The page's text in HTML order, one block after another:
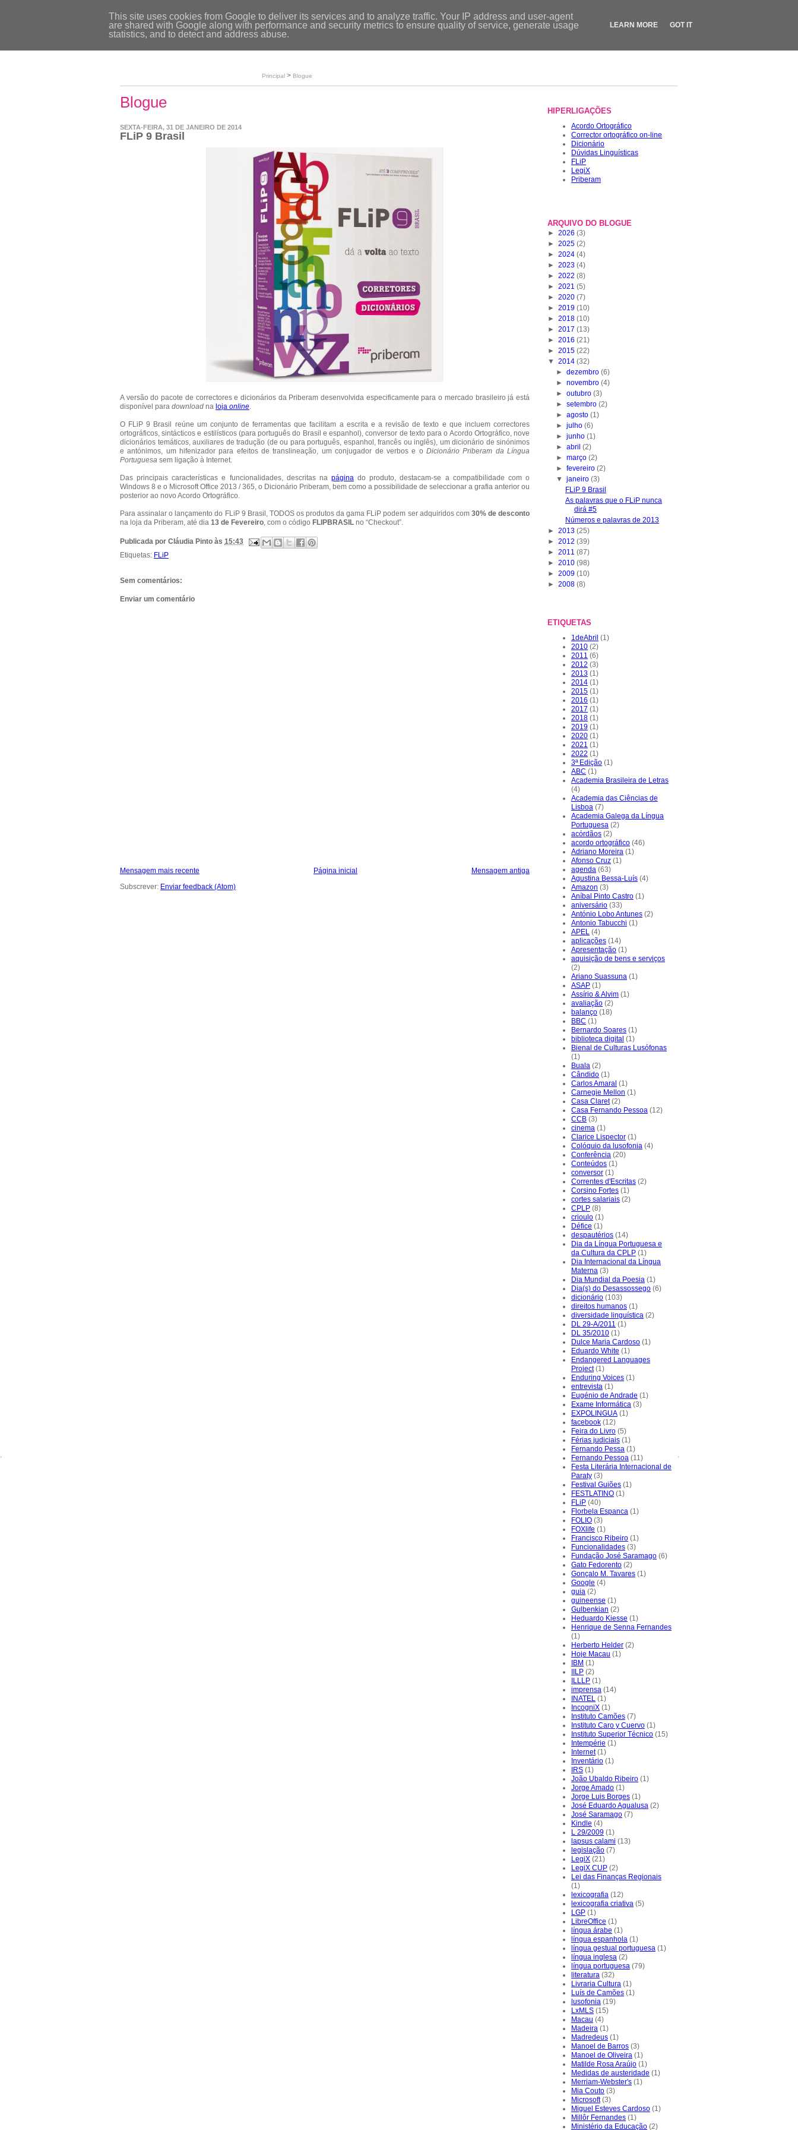
.
Início
Loja
Principal > Blogue
Blogue
SEXTA-FEIRA, 31 DE JANEIRO DE 2014
FLiP 9 Brasil
A versão do pacote de correctores e dicionários da Priberam desenvolvida especificamente para o mercado brasileiro já está
disponível para download na loja online.
O FLiP 9 Brasil reúne um conjunto de ferramentas que facilitam a escrita e a revisão de texto e que incluem correctores
ortográficos, sintácticos e estilísticos (para português do Brasil e espanhol), conversor de texto para o Acordo Ortográfico, nove
dicionários temáticos, auxiliares de tradução (de ou para português, espanhol, francês ou inglês), um dicionário de sinónimos
e antónimos, um hifenizador para efeitos de translineação, um conjugador de verbos e o Dicionário Priberam da Língua
Portuguesa sem ligação à Internet.
Das principais características e funcionalidades, descritas na página do produto, destacam-se a compatibilidade com o
Windows 8 e o Microsoft Office 2013 / 365, o Dicionário Priberam, bem como a possibilidade de seleccionar a grafia anterior ou
posterior ao novo Acordo Ortográfico.
Para assinalar o lançamento do FLiP 9 Brasil, TODOS os produtos da gama FLiP podem ser adquiridos com 30% de desconto
na loja da Priberam, até dia 13 de Fevereiro, com o código FLIPBRASIL no “Checkout”.
Publicada por Cláudia Pinto às 15:43
Etiquetas: FLiP
Sem comentários:
Enviar um comentário
Mensagem mais recente Mensagem antiga
Página inicial
Subscrever: Enviar feedback (Atom)
HIPERLIGAÇÕES
Acordo Ortográfico
Corrector ortográfico on-line
Dicionário
Dúvidas Linguísticas
FLiP
LegiX
Priberam
ARQUIVO DO BLOGUE
► 2026 (3)
► 2025 (2)
► 2024 (4)
► 2023 (4)
► 2022 (8)
► 2021 (5)
► 2020 (7)
► 2019 (10)
► 2018 (10)
► 2017 (13)
► 2016 (21)
► 2015 (22)
▼ 2014 (32)
►dezembro(6)
►novembro(4)
►outubro(3)
►setembro(2)
►agosto(1)
►julho(6)
►junho(1)
►abril(2)
►março(2)
►fevereiro(2)
▼janeiro(3)
FLiP 9 Brasil
As palavras que o FLiP nunca
dirá #5
Números e palavras de 2013
► 2013 (25)
► 2012 (39)
► 2011 (87)
► 2010 (98)
► 2009 (10)
► 2008 (8)
ETIQUETAS
1deAbril (1)
2010 (2)
2011 (6)
2012 (3)
2013 (1)
2014 (1)
2015 (1)
2016 (1)
2017 (1)
2018 (1)
2019 (1)
2020 (1)
2021 (1)
2022 (1)
3ª Edição (1)
ABC (1)
Academia Brasileira de Letras
(4)
Academia das Ciências de
Lisboa (7)
Academia Galega da Língua
Portuguesa (2)
acórdãos (2)
acordo ortográfico (46)
Adriano Moreira (1)
Afonso Cruz (1)
agenda (63)
Agustina Bessa-Luís (4)
Amazon (3)
Aníbal Pinto Castro (1)
aniversário (33)
António Lobo Antunes (2)
Antonio Tabucchi (1)
APEL (4)
aplicações (14)
Apresentação (1)
aquisição de bens e serviços
(2)
Ariano Suassuna (1)
ASAP (1)
Assírio & Alvim (1)
avaliação (2)
balanço (18)
BBC (1)
Bernardo Soares (1)
biblioteca digital (1)
Bienal de Culturas Lusófonas
(1)
Buala (2)
Cândido (1)
Carlos Amaral (1)
Carnegie Mellon (1)
Casa Claret (2)
Casa Fernando Pessoa (12)
CCB (3)
cinema (1)
Clarice Lispector (1)
Colóquio da lusofonia (4)
Conferência (20)
Conteúdos (1)
conversor (1)
Correntes d'Escritas (2)
Corsino Fortes (1)
cortes salariais (2)
CPLP (8)
crioulo (1)
Défice (1)
despautérios (14)
Dia da Língua Portuguesa e
da Cultura da CPLP (1)
Dia Internacional da Língua
Materna (3)
Dia Mundial da Poesia (1)
Dia(s) do Desassossego (6)
dicionário (103)
direitos humanos (1)
diversidade linguística (2)
DL 29-A/2011 (1)
DL 35/2010 (1)
Dulce Maria Cardoso (1)
Eduardo White (1)
Endangered Languages
Project (1)
Enduring Voices (1)
entrevista (1)
Eugénio de Andrade (1)
Exame Informática (3)
EXPOLINGUA (1)
facebook (12)
Feira do Livro (5)
Férias judiciais (1)
Fernando Pessa (1)
Fernando Pessoa (11)
Festa Literária Internacional de
Paraty (3)
Festival Guiões (1)
FESTLATINO (1)
FLiP (40)
Florbela Espanca (1)
FOLIO (3)
FOXlife (1)
Francisco Ribeiro (1)
Funcionalidades (3)
Fundação José Saramago (6)
Gato Fedorento (2)
Gonçalo M. Tavares (1)
Google (4)
guia (2)
guineense (1)
Gulbenkian (2)
Heduardo Kiesse (1)
Henrique de Senna Fernandes
(1)
Herberto Helder (2)
Hoje Macau (1)
IBM (1)
IILP (2)
ILLLP (1)
imprensa (14)
INATEL (1)
IncogniX (1)
Instituto Camões (7)
Instituto Caro y Cuervo (1)
Instituto Superior Técnico (15)
Intempérie (1)
Internet (1)
Inventário (1)
IRS (1)
João Ubaldo Ribeiro (1)
Jorge Amado (1)
Jorge Luis Borges (1)
José Eduardo Agualusa (2)
José Saramago (7)
Kindle (4)
L 29/2009 (1)
lapsus calami (13)
legislação (7)
LegiX (21)
LegiX CUP (2)
Lei das Finanças Regionais
(1)
lexicografia (12)
lexicografia criativa (5)
LGP (1)
LibreOffice (1)
língua árabe (1)
língua espanhola (1)
língua gestual portuguesa (1)
língua inglesa (2)
língua portuguesa (79)
literatura (32)
Livraria Cultura (1)
Luís de Camões (1)
lusofonia (19)
LxMLS (15)
Macau (4)
Madeira (1)
Madredeus (1)
Manoel de Barros (3)
Manoel de Oliveira (1)
Matilde Rosa Araújo (1)
Medidas de austeridade (1)
Merriam-Webster's (1)
Mia Couto (3)
Microsoft (3)
Miguel Esteves Cardoso (1)
Millôr Fernandes (1)
Ministério da Educação (2)
.
This site uses cookies from Google to deliver its services and to analyze traffic. Your IP address and user-agent
are shared with Google along with performance and security metrics to ensure quality of service, generate usage
statistics, and to detect and address abuse.
LEARN MORE GOT IT